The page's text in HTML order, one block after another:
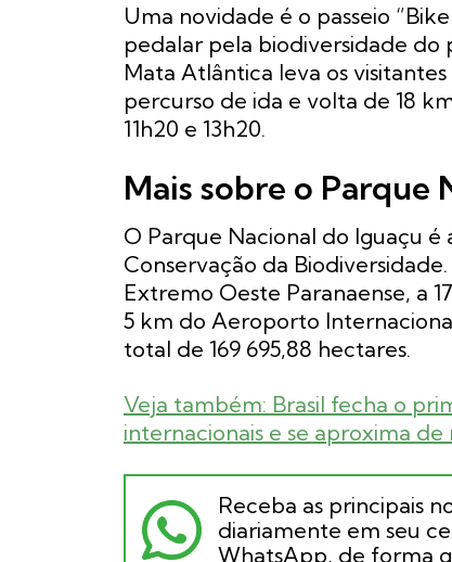
Uma novidade é o passeio
pedalar pela biodiversidade do
Mata Atlântica leva os
percurso de ida e volta de 18
11h20 e 13h20.
Mais sobre o Parque
O Parque Nacional do Iguaçu
Conservação da
Extremo Oeste Paranaense, a
5 km do Aeroporto
total de 169 695,88 hectares.
Veja também: Brasil fecha o
internacionais e se aproxima
Receba as principais
diariamente em seu
WhatsApp, de forma